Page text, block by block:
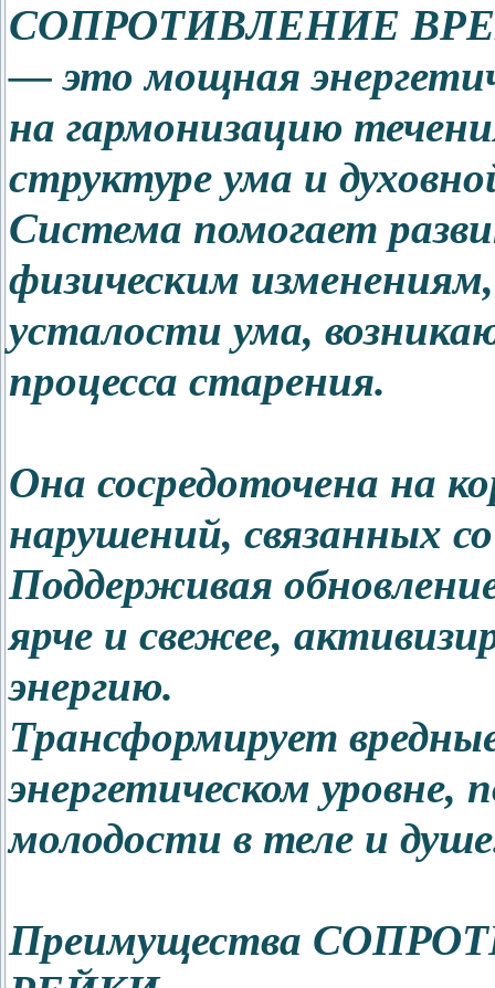
СОПРОТИВЛЕНИЕ
— это мощная
на гармонизацию
структуре ума и
Система помогает
физическим
усталости ума,
процесса старения.
Она сосредоточена на
нарушений, связанных
Поддерживая
ярче и свежее,
энергию.
Трансформирует
энергетическом уровне,
молодости в теле и
Преимущества